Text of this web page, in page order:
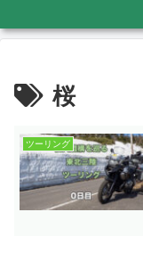
桜
ツーリング